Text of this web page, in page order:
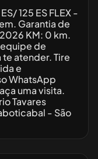
125 ES FLEX -
Garantia de
KM: 0 km.
de
atender. Tire
e
WhatsApp
uma visita.
Tavares
- São